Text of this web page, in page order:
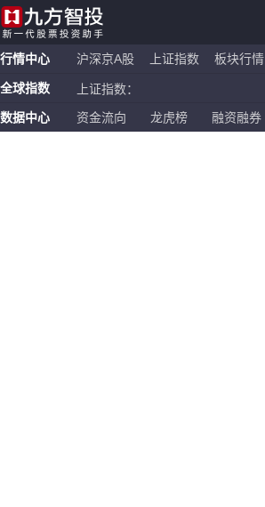
行情中心 沪深京A股 上证指数 板块行情
全球指数 上证指数：
恒生指数：
数据中心 资金流向 龙虎榜 融资融券